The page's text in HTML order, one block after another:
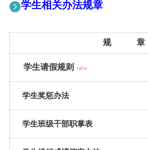
学生相关办法规章
规 章
学生请假规则
学生奖惩办法
学生班级干部职掌表